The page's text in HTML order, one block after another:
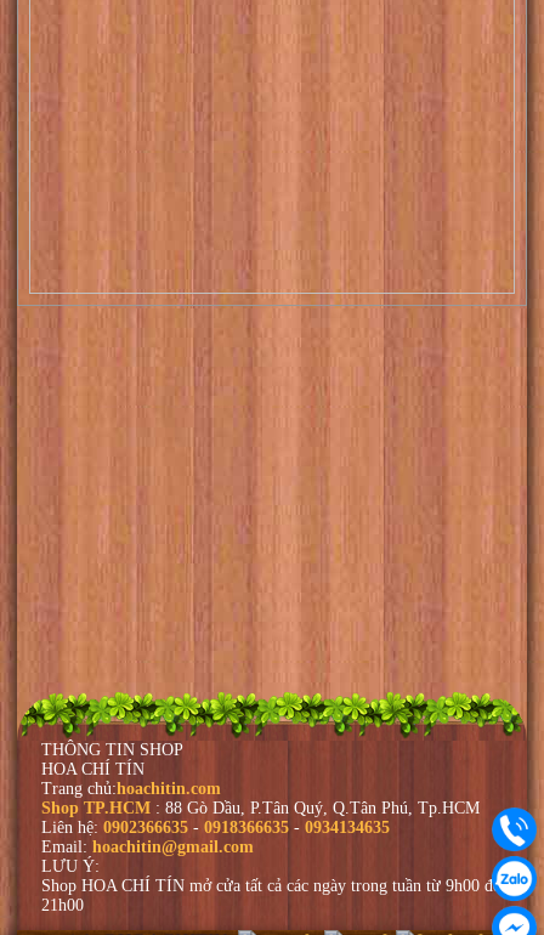
THÔNG TIN SHOP
HOA CHÍ TÍN
Trang chủ:hoachitin.com
Shop TP.HCM : 88 Gò Dầu, P.Tân Quý, Q.Tân Phú, Tp.HCM
Liên hệ: 0902366635 - 0918366635 - 0934134635
Email: hoachitin@gmail.com
LƯU Ý:
Shop HOA CHÍ TÍN mở cửa tất cả các ngày trong tuần từ 9h00 đến
21h00